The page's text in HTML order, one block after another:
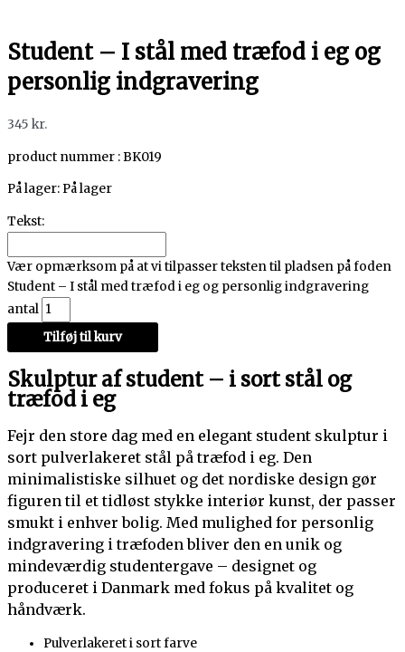
Student – I stål med træfod i eg og
personlig indgravering
345 kr.
product nummer : BK019
På lager: På lager
Tekst:
Vær opmærksom på at vi tilpasser teksten til pladsen på foden
Student – I stål med træfod i eg og personlig indgravering
antal
Tilføj til kurv
Skulptur af student – i sort stål og
træfod i eg
Fejr den store dag med en elegant student skulptur i
sort pulverlakeret stål på træfod i eg. Den
minimalistiske silhuet og det nordiske design gør
figuren til et tidløst stykke interiør kunst, der passer
smukt i enhver bolig. Med mulighed for personlig
indgravering i træfoden bliver den en unik og
mindeværdig studentergave – designet og
produceret i Danmark med fokus på kvalitet og
håndværk.
Pulverlakeret i sort farve